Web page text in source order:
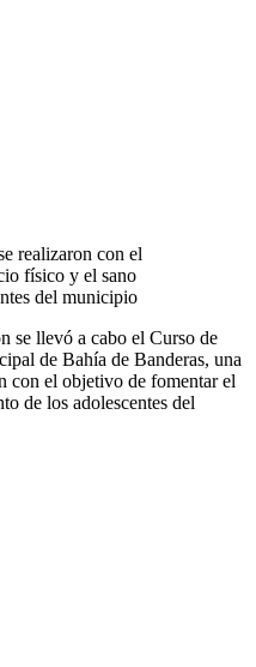
realizaron con el
físico y el sano
del municipio
se llevó a cabo el Curso de
de Bahía de Banderas, una
con el objetivo de fomentar el
de los adolescentes del